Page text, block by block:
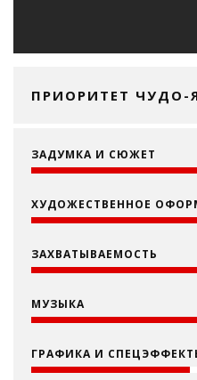
ПРИОРИТЕТ ЧУДО-
ЗАДУМКА И СЮЖЕТ
ХУДОЖЕСТВЕННОЕ
ЗАХВАТЫВАЕМОСТЬ
МУЗЫКА
ГРАФИКА И